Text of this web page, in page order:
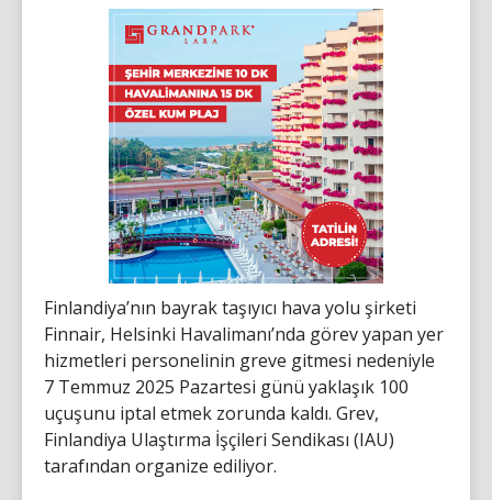
Finlandiya’nın bayrak taşıyıcı hava yolu şirketi
Finnair, Helsinki Havalimanı’nda görev yapan yer
hizmetleri personelinin greve gitmesi nedeniyle
7 Temmuz 2025 Pazartesi günü yaklaşık 100
uçuşunu iptal etmek zorunda kaldı. Grev,
Finlandiya Ulaştırma İşçileri Sendikası (IAU)
tarafından organize ediliyor.